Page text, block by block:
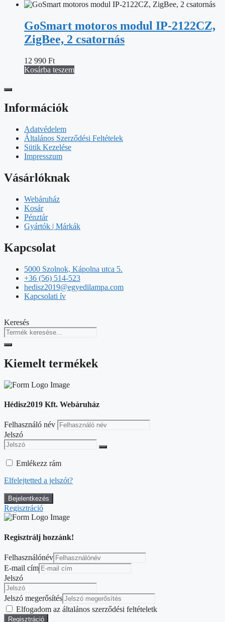
GoSmart motoros modul IP-2122CZ,
ZigBee, 2 csatornás
12 990 Ft
Kosárba teszem
Információk
Adatvédelem
Általános Szerződési Feltételek
Sütik Kezelése
Impresszum
Vásárlóknak
Webáruház
Kosár
Pénztár
Gyártók | Márkák
Kapcsolat
5000 Szolnok, Kápolna utca 5.
+36 (56) 514-523
hedisz2019@egyedilampa.com
Kapcsolati ív
Keresés
Kiemelt termékek
Hédisz2019 Kft. Webáruház
Felhasználó név
Jelszó
Emlékezz rám
Elfelejtetted a jelszót?
Regisztráció
Regisztrálj hozzánk!
Felhasználónév
E-mail cím
Jelszó
Jelszó megerősítés
Elfogadom az általános szerződési feltételetk